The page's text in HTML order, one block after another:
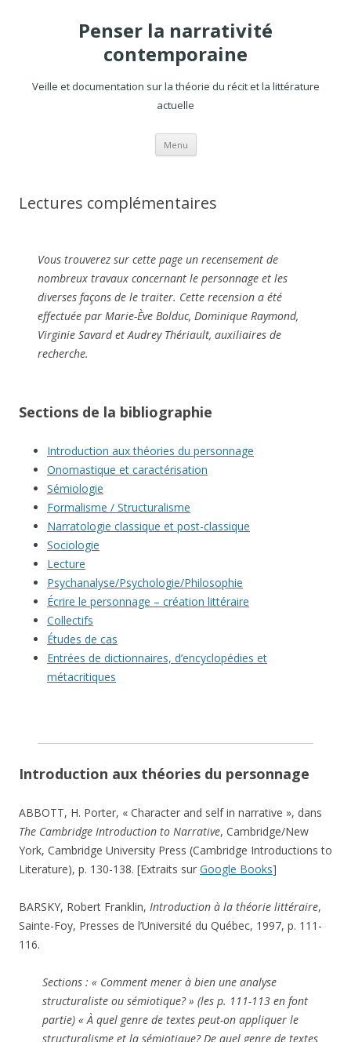
Penser la narrativité
contemporaine
Veille et documentation sur la théorie du récit et la littérature
actuelle
Menu Aller
contenu
Lectures complémentaires
Vous trouverez sur cette page un recensement de
nombreux travaux concernant le personnage et les
diverses façons de le traiter. Cette recension a été
effectuée par Marie-Ève Bolduc, Dominique Raymond,
Virginie Savard et Audrey Thériault, auxiliaires de
recherche.
Sections de la bibliographie
Introduction aux théories du personnage
Onomastique et caractérisation
Sémiologie
Formalisme / Structuralisme
Narratologie classique et post-classique
Sociologie
Lecture
Psychanalyse/Psychologie/Philosophie
Écrire le personnage – création littéraire
Collectifs
Études de cas
Entrées de dictionnaires, d’encyclopédies et
métacritiques
Introduction aux théories du personnage
ABBOTT, H. Porter, « Character and self in narrative », dans
The Cambridge Introduction to Narrative, Cambridge/New
York, Cambridge University Press (Cambridge Introductions to
Literature), p. 130-138. [Extraits sur Google Books]
BARSKY, Robert Franklin, Introduction à la théorie littéraire,
Sainte-Foy, Presses de l’Université du Québec, 1997, p. 111-
116.
Sections : « Comment mener à bien une analyse
structuraliste ou sémiotique? » (les p. 111-113 en font
partie) « À quel genre de textes peut-on appliquer le
structuralisme et la sémiotique? De quel genre de textes